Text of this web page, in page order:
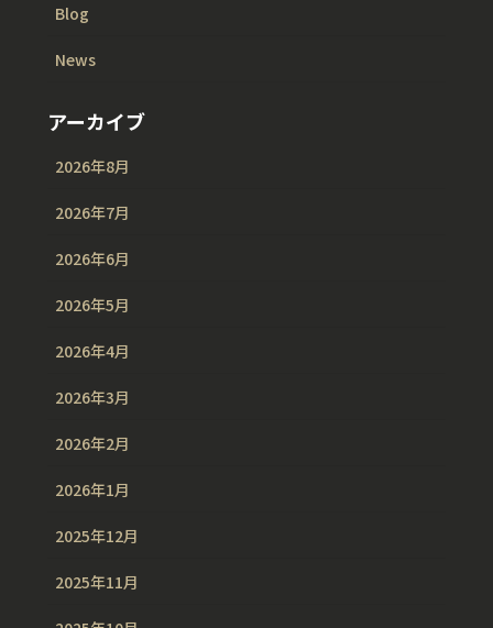
Blog
News
アーカイブ
2026年8月
2026年7月
2026年6月
2026年5月
2026年4月
2026年3月
2026年2月
2026年1月
2025年12月
2025年11月